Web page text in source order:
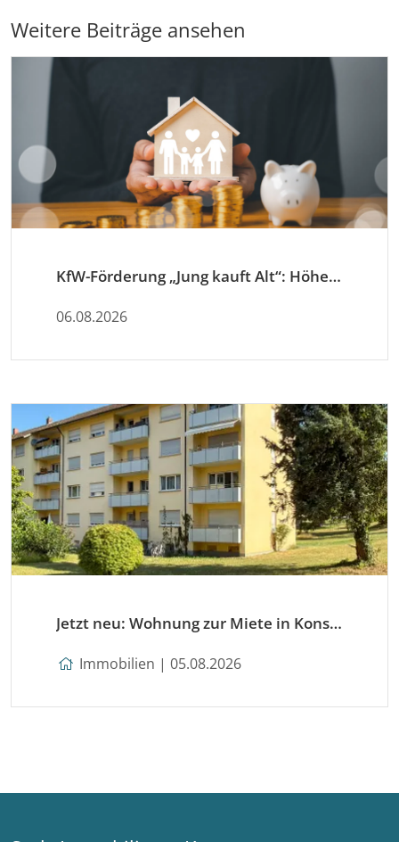
Weitere Beiträge ansehen
KfW-Förderung „Jung kauft Alt“: Höhere Kredite ab August 2026
06.08.2026
Jetzt neu: Wohnung zur Miete in Konstanz
Immobilien | 05.08.2026